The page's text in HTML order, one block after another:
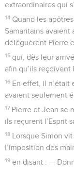
extraordinaires qui
14 Quand les
Samaritains avaient
déléguèrent Pierre
15 qui, dès leur
afin qu’ils reçoivent
16 En effet, il n’était
avaient seulement
17 Pierre et Jean se
ils reçurent l’Esprit
18 Lorsque Simon
l’imposition des
19 en disant : —